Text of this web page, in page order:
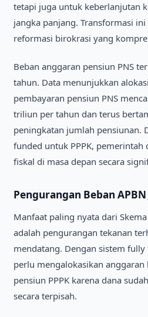
tetapi juga untuk keberlanjutan
jangka panjang. Transformasi
reformasi birokrasi yang
Beban anggaran pensiun PNS
tahun. Data menunjukkan
pembayaran pensiun PNS
triliun per tahun dan terus
peningkatan jumlah pensiunan.
funded untuk PPPK,
fiskal di masa depan secara
Pengurangan Beban
Manfaat paling nyata dari
adalah pengurangan tekanan
mendatang. Dengan sistem
perlu mengalokasikan
pensiun PPPK karena dana
secara terpisah.